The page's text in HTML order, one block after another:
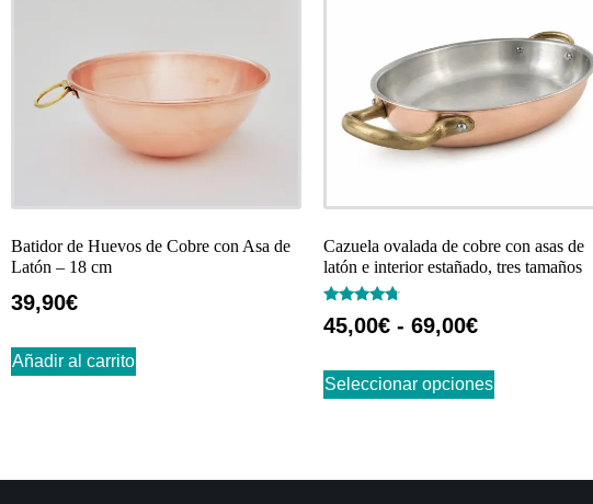
Batidor de Huevos de Cobre con Asa de
Latón – 18 cm
39,90€
Añadir al carrito
Cazuela ovalada de cobre con asas de
latón e interior estañado, tres tamaños
Valorado
con
45,00€ - 69,00€
Seleccionar opciones